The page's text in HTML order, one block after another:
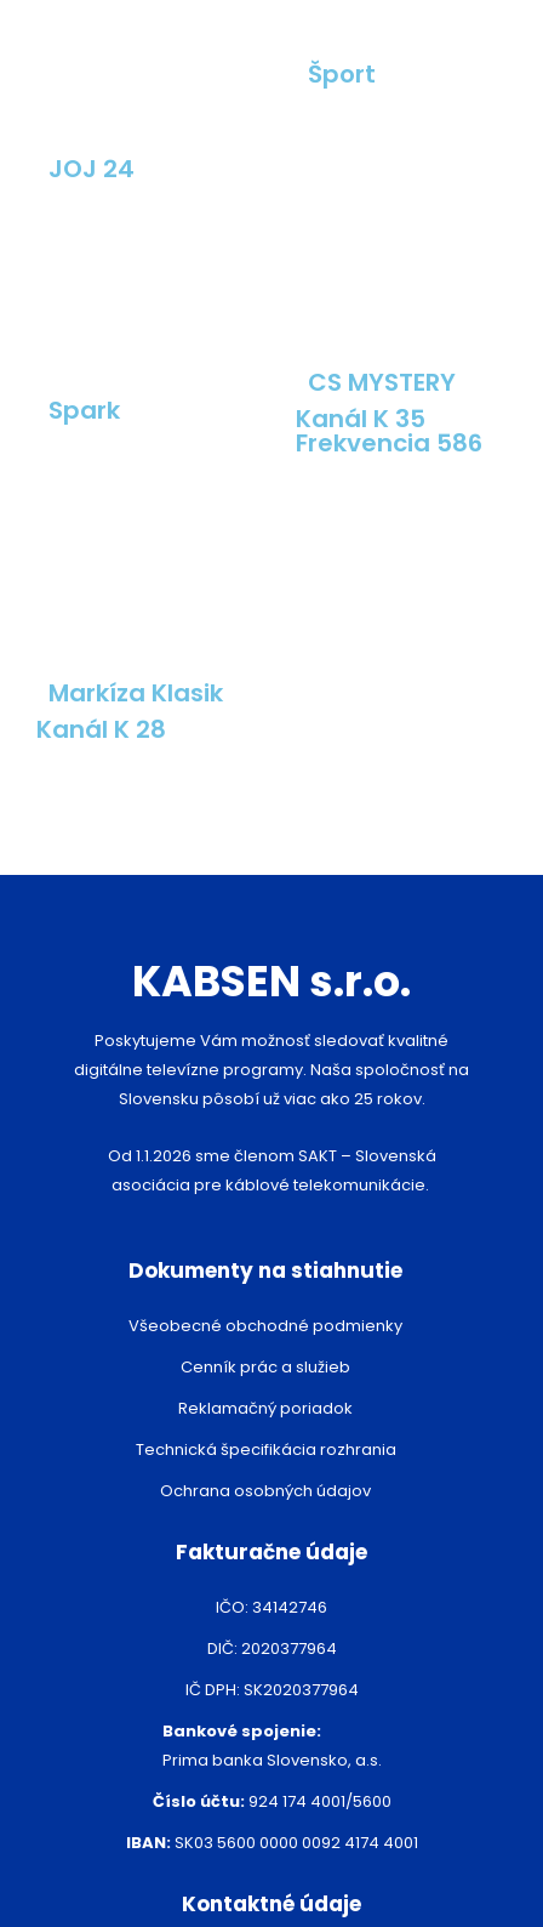
JOJ 24
Šport
Spark
CS MYSTERY
Kanál K 35
Frekvencia 586
Markíza Klasik
Kanál K 28
KABSEN s.r.o.
Poskytujeme Vám možnosť sledovať kvalitné
digitálne televízne programy. Naša spoločnosť na
Slovensku pôsobí už viac ako 25 rokov.
Od 1.1.2026 sme členom SAKT – Slovenská
asociácia pre káblové telekomunikácie.
Dokumenty na stiahnutie
Všeobecné obchodné podmienky
Cenník prác a služieb
Reklamačný poriadok
Technická špecifikácia rozhrania
Ochrana osobných údajov
Fakturačne údaje
IČO: 34142746
DIČ: 2020377964
IČ DPH: SK2020377964
Bankové spojenie:
Prima banka Slovensko, a.s.
Číslo účtu:924 174 4001/5600
IBAN:SK03 5600 0000 0092 4174 4001
Kontaktné údaje